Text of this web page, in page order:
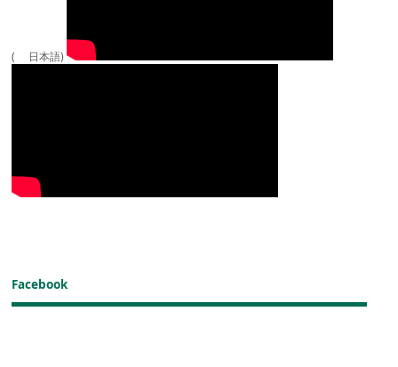
( 日本語)
Facebook